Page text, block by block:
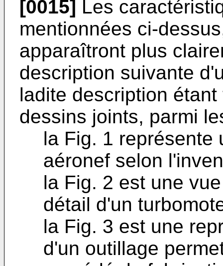
[0015] Les
mentionnées ci-
apparaîtront plus
description suivante
ladite description
dessins joints, parmi
la Fig. 1 représente
aéronef selon
la Fig. 2 est une
détail d'un
la Fig. 3 est une
d'un outillage